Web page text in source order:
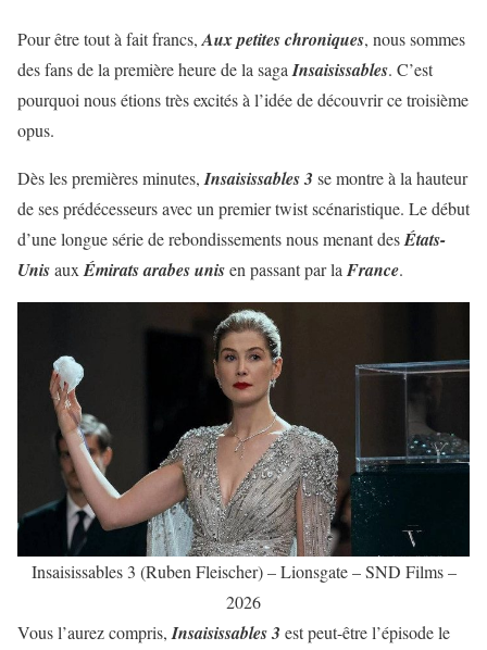
Pour être tout à fait francs,Aux petites chroniques, nous sommes
des fans de la première heure de la sagaInsaisissables. C’est
pourquoi nous étions très excités à l’idée de découvrir ce troisième
opus.
Dès les premières minutes,Insaisissables 3 se montre à la hauteur
de ses prédécesseurs avec un premier twist scénaristique. Le début
d’une longue série de rebondissements nous menant desÉtats-
UnisauxÉmirats arabes unisen passant par laFrance.
Insaisissables 3 (Ruben Fleischer) – Lionsgate – SND Films –
2026
Vous l’aurez compris,Insaisissables 3 est peut-être l’épisode le